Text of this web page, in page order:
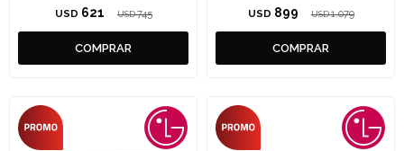
USD 621 USD 745 USD 899 USD 1.079